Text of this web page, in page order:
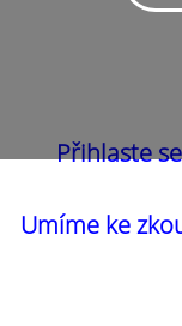
Přihlaste
Umíme ke